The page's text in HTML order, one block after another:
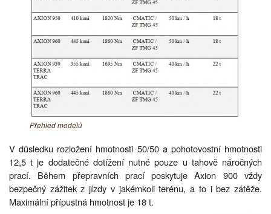
Přehled modelů
V důsledku rozložení hmotnosti 50/50 a pohotovostní hmotnosti
12,5 t je dodatečné dotížení nutné pouze u tahově náročných
prací. Během přepravních prací poskytuje Axion 900 vždy
bezpečný zážitek z jízdy v jakémkoli terénu, a to i bez zátěže.
Maximální přípustná hmotnost je 18 t.